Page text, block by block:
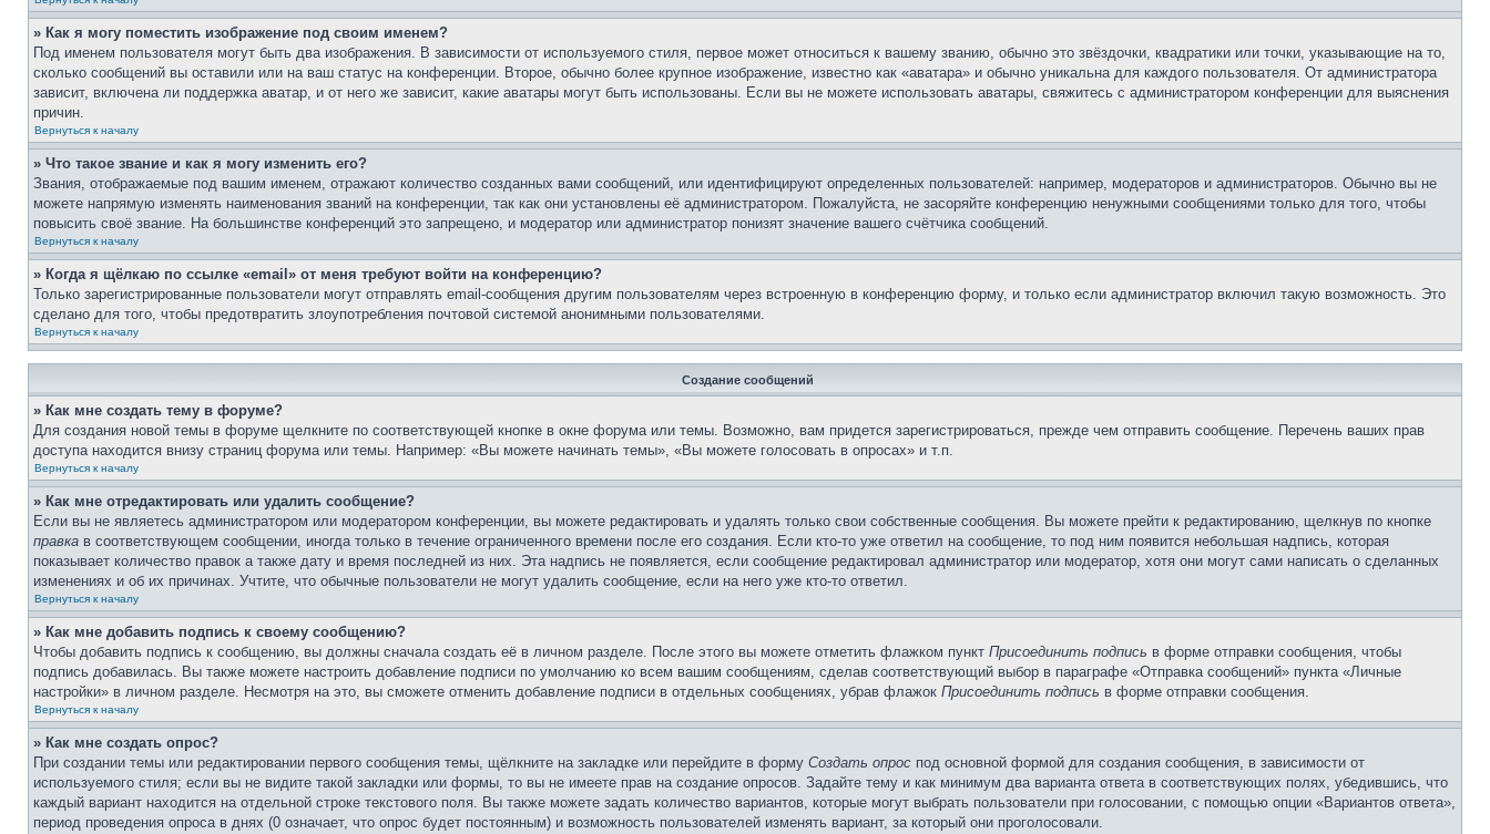
» Как я могу поместить изображение под своим именем?
Под именем пользователя могут быть два изображения. В зависимости от используемого стиля, первое может относиться к вашему званию, обычно это звёздочки, квадратики или точки, указывающие на то,
сколько сообщений вы оставили или на ваш статус на конференции. Второе, обычно более крупное изображение, известно как «аватара» и обычно уникальна для каждого пользователя. От администратора
зависит, включена ли поддержка аватар, и от него же зависит, какие аватары могут быть использованы. Если вы не можете использовать аватары, свяжитесь с администратором конференции для выяснения
причин.
Вернуться к началу
» Что такое звание и как я могу изменить его?
Звания, отображаемые под вашим именем, отражают количество созданных вами сообщений, или идентифицируют определенных пользователей: например, модераторов и администраторов. Обычно вы не
можете напрямую изменять наименования званий на конференции, так как они установлены её администратором. Пожалуйста, не засоряйте конференцию ненужными сообщениями только для того, чтобы
повысить своё звание. На большинстве конференций это запрещено, и модератор или администратор понизят значение вашего счётчика сообщений.
Вернуться к началу
» Когда я щёлкаю по ссылке «email» от меня требуют войти на конференцию?
Только зарегистрированные пользователи могут отправлять email-сообщения другим пользователям через встроенную в конференцию форму, и только если администратор включил такую возможность. Это
сделано для того, чтобы предотвратить злоупотребления почтовой системой анонимными пользователями.
Вернуться к началу
Создание сообщений
» Как мне создать тему в форуме?
Для создания новой темы в форуме щелкните по соответствующей кнопке в окне форума или темы. Возможно, вам придется зарегистрироваться, прежде чем отправить сообщение. Перечень ваших прав
доступа находится внизу страниц форума или темы. Например: «Вы можете начинать темы», «Вы можете голосовать в опросах» и т.п.
Вернуться к началу
» Как мне отредактировать или удалить сообщение?
Если вы не являетесь администратором или модератором конференции, вы можете редактировать и удалять только свои собственные сообщения. Вы можете прейти к редактированию, щелкнув по кнопке
правка в соответствующем сообщении, иногда только в течение ограниченного времени после его создания. Если кто-то уже ответил на сообщение, то под ним появится небольшая надпись, которая
показывает количество правок а также дату и время последней из них. Эта надпись не появляется, если сообщение редактировал администратор или модератор, хотя они могут сами написать о сделанных
изменениях и об их причинах. Учтите, что обычные пользователи не могут удалить сообщение, если на него уже кто-то ответил.
Вернуться к началу
» Как мне добавить подпись к своему сообщению?
Чтобы добавить подпись к сообщению, вы должны сначала создать её в личном разделе. После этого вы можете отметить флажком пункт Присоединить подпись в форме отправки сообщения, чтобы
подпись добавилась. Вы также можете настроить добавление подписи по умолчанию ко всем вашим сообщениям, сделав соответствующий выбор в параграфе «Отправка сообщений» пункта «Личные
настройки» в личном разделе. Несмотря на это, вы сможете отменить добавление подписи в отдельных сообщениях, убрав флажок Присоединить подпись в форме отправки сообщения.
Вернуться к началу
» Как мне создать опрос?
При создании темы или редактировании первого сообщения темы, щёлкните на закладке или перейдите в форму Создать опрос под основной формой для создания сообщения, в зависимости от
используемого стиля; если вы не видите такой закладки или формы, то вы не имеете прав на создание опросов. Задайте тему и как минимум два варианта ответа в соответствующих полях, убедившись, что
каждый вариант находится на отдельной строке текстового поля. Вы также можете задать количество вариантов, которые могут выбрать пользователи при голосовании, с помощью опции «Вариантов ответа»,
период проведения опроса в днях (0 означает, что опрос будет постоянным) и возможность пользователей изменять вариант, за который они проголосовали.